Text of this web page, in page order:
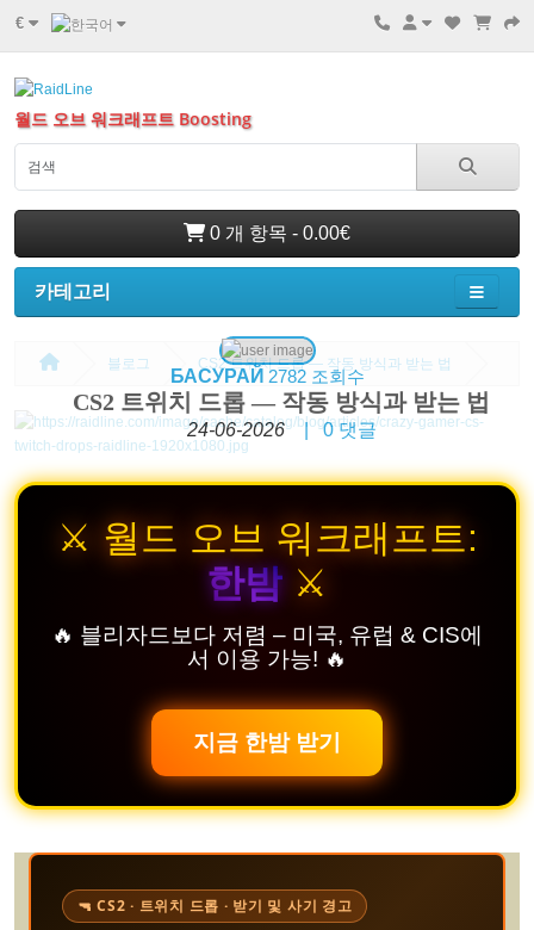
€
월드 오브 워크래프트 Boosting
0 개 항목 - 0.00€
카테고리
블로그 CS2 트위치 드롭 — 작동 방식과 받는 법
БАСУРАЙ 2782 조회수
CS2 트위치 드롭 — 작동 방식과 받는 법
24-06-2026 |0댓글
⚔️ 월드 오브 워크래프트:
한밤 ⚔️
🔥 블리자드보다 저렴 – 미국, 유럽 & CIS에
서 이용 가능! 🔥
지금 한밤 받기
🔫 CS2 · 트위치 드롭 · 받기 및 사기 경고